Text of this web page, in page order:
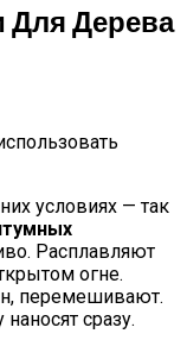
Для Дерева
условиях — так
Расплавляют
огне.
перемешивают.
сразу.